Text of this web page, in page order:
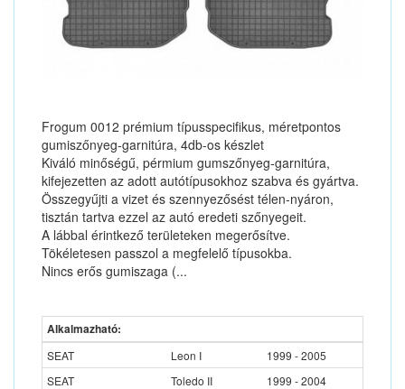
Frogum 0012 prémium típusspecifikus, méretpontos
gumiszőnyeg-garnitúra, 4db-os készlet
Kiváló minőségű, pérmium gumszőnyeg-garnitúra,
kifejezetten az adott autótípusokhoz szabva és gyártva.
Összegyűjti a vizet és szennyezősést télen-nyáron,
tisztán tartva ezzel az autó eredeti szőnyegeit.
A lábbal érintkező területeken megerősítve.
Tökéletesen passzol a megfelelő típusokba.
Nincs erős gumiszaga (...
Alkalmazható:
SEAT Leon I
1999 - 2005
SEAT
Toledo II
1999 - 2004